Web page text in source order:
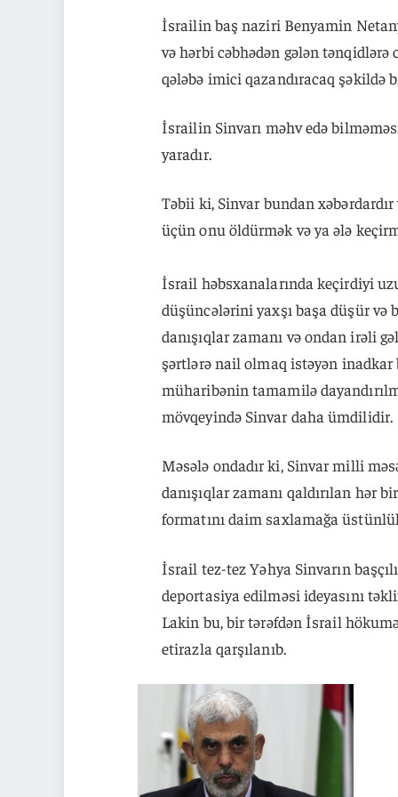
İsrailin baş naziri Benyamin
və hərbi cəbhədən gələn
qələbə imici qazandıracaq
İsrailin Sinvarı məhv edə
yaradır.
Təbii ki, Sinvar bundan
üçün onu öldürmək və ya ələ
İsrail həbsxanalarında keçirdiyi
düşüncələrini yaxşı başa düşür və
danışıqlar zamanı və ondan irəli
şərtlərə nail olmaq istəyən
müharibənin tamamilə
mövqeyində Sinvar daha ümdilidir.
Məsələ ondadır ki, Sinvar milli
danışıqlar zamanı qaldırılan hər
formatını daim saxlamağa
İsrail tez-tez Yəhya Sinvarın
deportasiya edilməsi ideyasını
Lakin bu, bir tərəfdən İsrail
etirazla qarşılanıb.